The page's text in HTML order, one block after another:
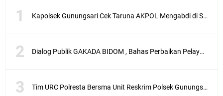
Kapolsek Gunungsari Cek Taruna AKPOL Mengabdi di SRD 4
Dialog Publik GAKADA BIDOM , Bahas Perbaikan Pelayanan Medis di NTB
Tim URC Polresta Bersma Unit Reskrim Polsek Gunungsari Tangkap Pelaku Curanmor